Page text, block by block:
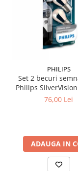
PHILIPS
Set 2 becuri
Philips SilverVision
BAU15s 12V
76,00 Lei
ADAUGA IN